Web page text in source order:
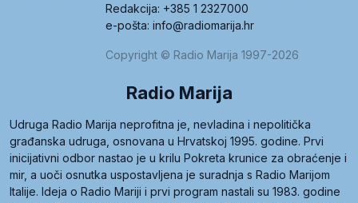
Redakcija: +385 1 2327000
e-pošta: info@radiomarija.hr
Copyright © Radio Marija 1997-2026
Radio Marija
Udruga Radio Marija neprofitna je, nevladina i nepolitička
građanska udruga, osnovana u Hrvatskoj 1995. godine. Prvi
inicijativni odbor nastao je u krilu Pokreta krunice za obraćenje i
mir, a uoči osnutka uspostavljena je suradnja s Radio Marijom
Italije. Ideja o Radio Mariji i prvi program nastali su 1983. godine